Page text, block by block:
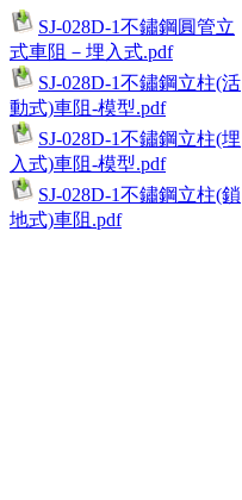
SJ-028D-1不鏽鋼圓管立
式車阻－埋入式.pdf
SJ-028D-1不鏽鋼立柱(活
動式)車阻-模型.pdf
SJ-028D-1不鏽鋼立柱(埋
入式)車阻-模型.pdf
SJ-028D-1不鏽鋼立柱(鎖
地式)車阻.pdf